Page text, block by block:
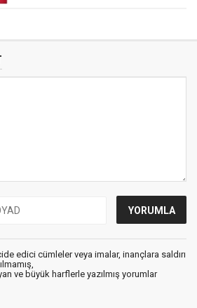
edici cümleler veya imalar, inançlara saldırı
ve büyük harflerle yazılmış yorumlar